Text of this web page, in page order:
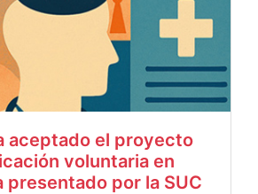
aceptado el proyecto
voluntaria en
presentado por la SUC